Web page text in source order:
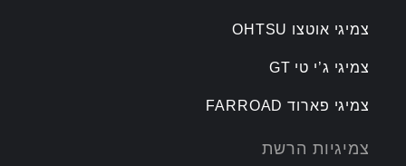
צמיגי אוטצו OHTSU
צמיגי ג’י טי GT
צמיגי פארוד FARROAD
צמיגיות הרשת